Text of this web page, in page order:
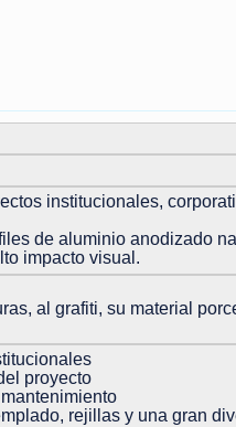
institucionales,
de aluminio anodizado
impacto visual.
al grafiti, su material
proyecto
rejillas y una gran